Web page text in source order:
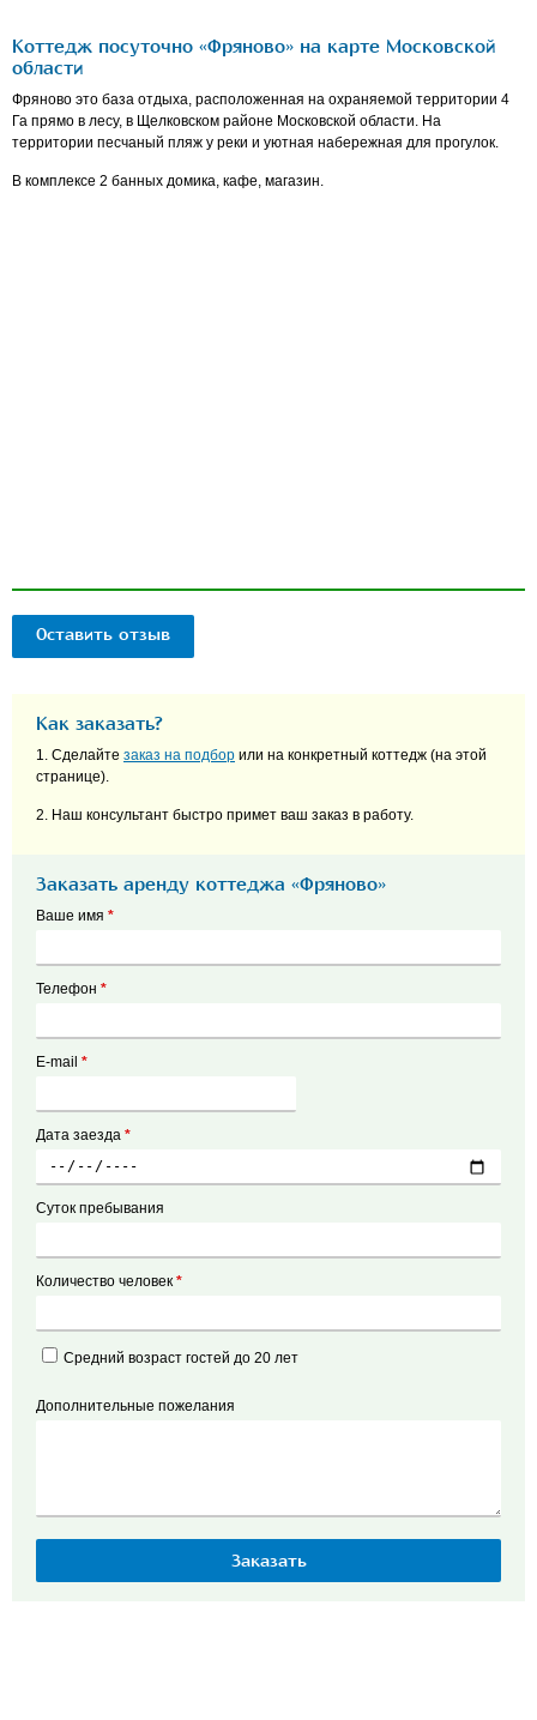
Коттедж посуточно «Фряново» на карте Московской
области
Фряново это база отдыха, расположенная на охраняемой территории 4
Га прямо в лесу, в Щелковском районе Московской области. На
территории песчаный пляж у реки и уютная набережная для прогулок.
В комплексе 2 банных домика, кафе, магазин.
Оставить отзыв
Как заказать?
1. Сделайте заказ на подбор или на конкретный коттедж (на этой
странице).
2. Наш консультант быстро примет ваш заказ в работу.
Заказать аренду коттеджа «Фряново»
Ваше имя *
Телефон *
E-mail *
Дата заезда *
Суток пребывания
Количество человек *
Средний возраст гостей до 20 лет
Дополнительные пожелания